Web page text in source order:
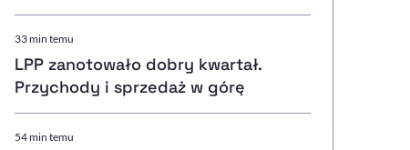
33 min temu
LPP zanotowało dobry kwartał.
Przychody i sprzedaż w górę
54 min temu